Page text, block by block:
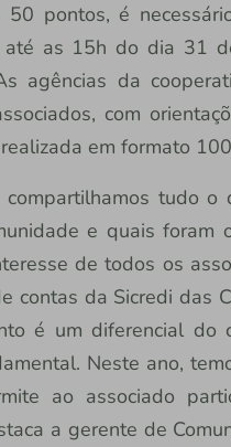
50 pontos, é
até as 15h do dia 31
agências da
com
em formato
compartilhamos tudo
e quais foram
de todos os
contas da Sicredi das
é um diferencial do
Neste ano,
ao associado
a gerente de